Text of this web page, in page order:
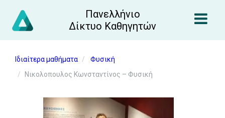
Πανελλήνιο
Δίκτυο Καθηγητών
Ιδιαίτερα μαθήματα
Φυσική
Νικολοπουλος Κωνσταντίνος – Φυσική